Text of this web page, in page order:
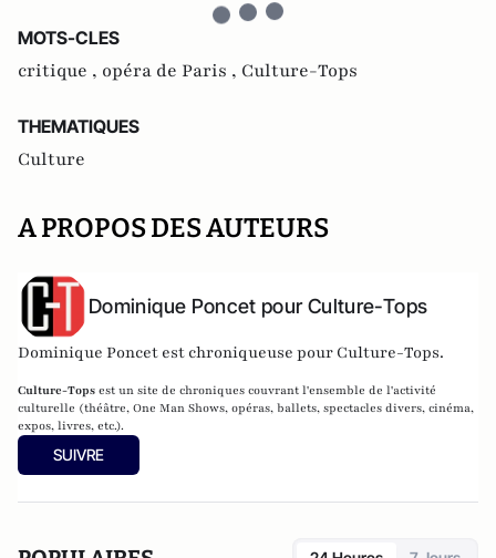
MOTS-CLES
critique , opéra de Paris , Culture-Tops
THEMATIQUES
Culture
A PROPOS DES AUTEURS
Dominique Poncet pour Culture-Tops
Dominique Poncet est chroniqueuse pour Culture-Tops.
Culture-Tops est un site de chroniques couvrant l'ensemble de l'activité
culturelle (théâtre, One Man Shows, opéras, ballets, spectacles divers, cinéma,
expos, livres, etc.).
SUIVRE